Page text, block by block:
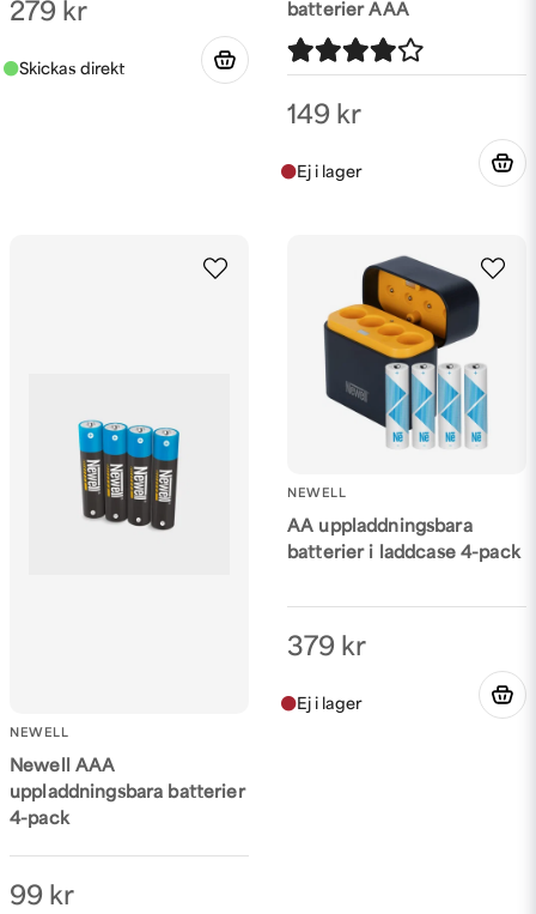
279 kr
batterier AAA
149 kr
NEWELL
Newell AAA
uppladdningsbara batterier
4-pack
99 kr
NEWELL
AA uppladdningsbara
batterier i laddcase 4-pack
379 kr